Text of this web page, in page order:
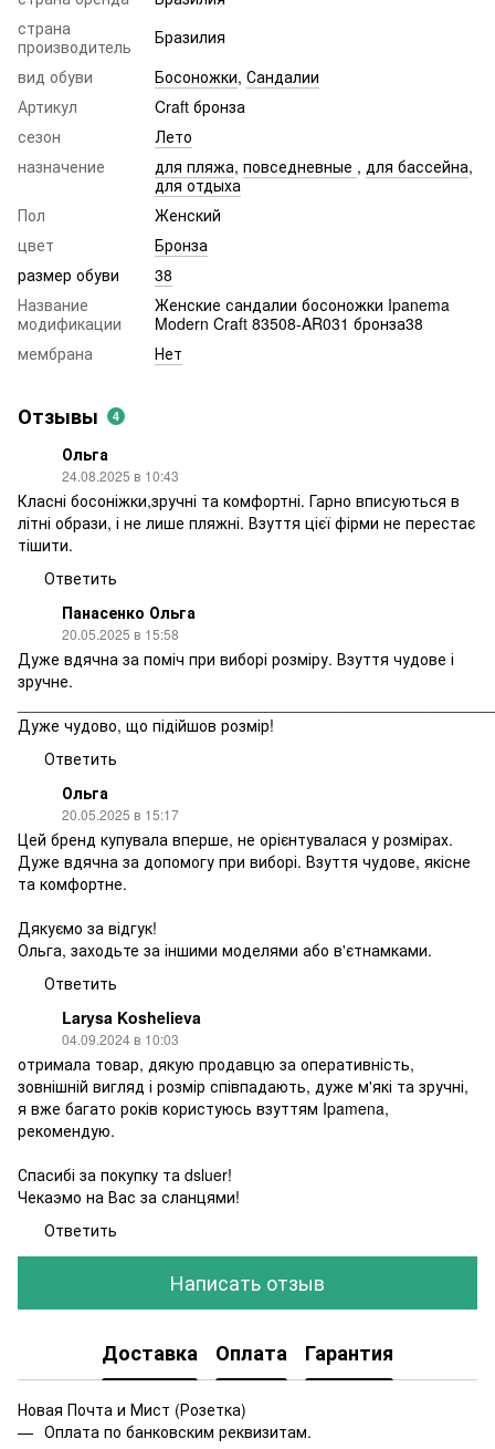
страна
производитель
Бразилия
вид обуви
Босоножки, Сандалии
Артикул
Craft бронза
сезон
Лето
назначение
для пляжа, повседневные , для бассейна,
для отдыха
Пол
Женский
цвет
Бронза
размер обуви
38
Название
модификации
Женские сандалии босоножки Ipanema
Modern Craft 83508-AR031 бронза38
мембрана
Нет
Отзывы 4
Ольга
24.08.2025 в 10:43
Класні босоніжки,зручні та комфортні. Гарно вписуються в
літні образи, і не лише пляжні. Взуття цієї фірми не перестає
тішити.
Ответить
Панасенко Ольга
20.05.2025 в 15:58
Дуже вдячна за поміч при виборі розміру. Взуття чудове і
зручне.
Дуже чудово, що підійшов розмір!
Ответить
Ольга
20.05.2025 в 15:17
Цей бренд купувала вперше, не орієнтувалася у розмірах.
Дуже вдячна за допомогу при виборі. Взуття чудове, якісне
та комфортне.
Дякуємо за відгук!
Ольга, заходьте за іншими моделями або в'єтнамками.
Ответить
Larysa Koshelieva
04.09.2024 в 10:03
отримала товар, дякую продавцю за оперативність,
зовнішній вигляд і розмір співпадають, дуже м'які та зручні,
я вже багато років користуюсь взуттям Ipamena,
рекомендую.
Спасибі за покупку та dsluer!
Чекаэмо на Вас за сланцями!
Ответить
Написать отзыв
Доставка Оплата Гарантия
Новая Почта и Мист (Розетка)
Оплата по банковским реквизитам.